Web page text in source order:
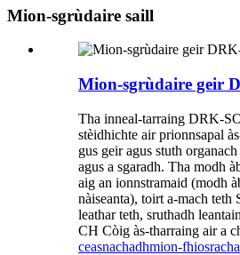
Mion-sgrùdaire saill
Mion-sgrùdaire geir
Tha inneal-tarraing DRK-
stèidhichte air prionnsapal
gus geir agus stuth
agus a sgaradh. Tha modh
aig an ionnstramaid (modh
nàiseanta), toirt a-mach teth
leathar teth, sruthadh
CH Còig às-tharraing air a
ceasnachadhmion-